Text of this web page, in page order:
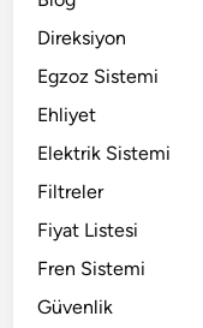
Direksiyon
Egzoz Sistemi
Ehliyet
Elektrik Sistemi
Filtreler
Fiyat Listesi
Fren Sistemi
Güvenlik